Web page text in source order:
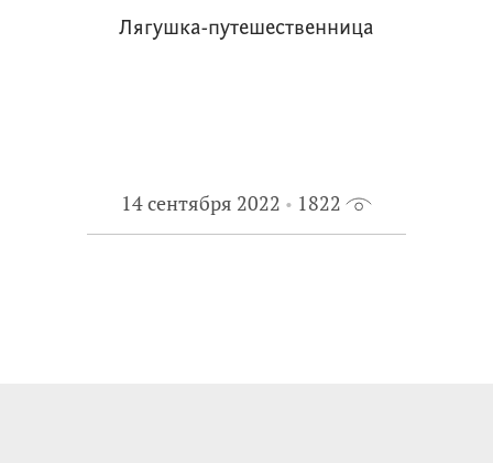
Лягушка-путешественница
14 сентября 2022 1822